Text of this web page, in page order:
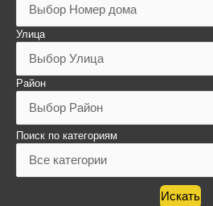
Улица
Район
Поиск по категориям